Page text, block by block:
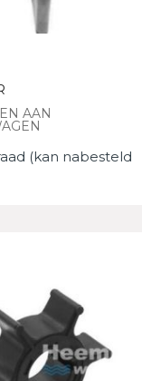
AAN
(kan nabesteld